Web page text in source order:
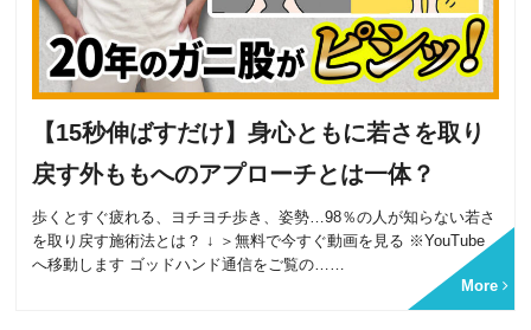
【15秒伸ばすだけ】身心ともに若さを取り
戻す外ももへのアプローチとは一体？
歩くとすぐ疲れる、ヨチヨチ歩き、姿勢…98％の人が知らない若さ
を取り戻す施術法とは？ ↓ ＞無料で今すぐ動画を見る ※YouTube
へ移動します ゴッドハンド通信をご覧の……
More